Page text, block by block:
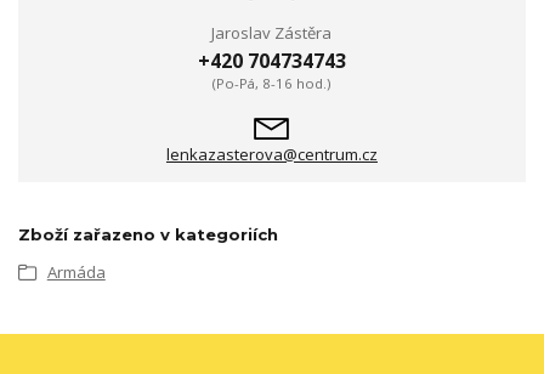
Jaroslav Zástěra
+420 704734743
(Po-Pá, 8-16 hod.)
lenkazasterova@centrum.cz
Zboží zařazeno v kategoriích
Armáda